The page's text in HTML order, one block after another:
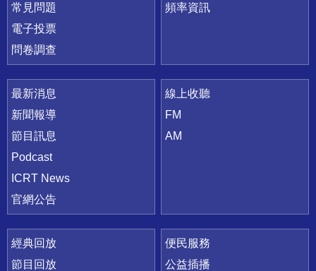
常見問題
電子投票
問卷調查
頻率資訊
最新消息
新聞報導
節目訊息
Podcast
ICRT News
官網公告
線上收聽
FM
AM
經典回放
節目回放
便民服務
公益插播